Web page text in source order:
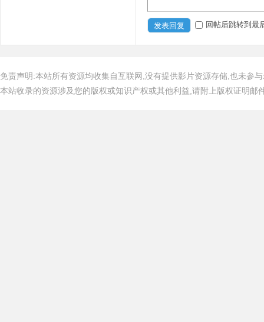
发表回复 回帖后跳转到最
免责声明:本站所有资源均收集自互联网,没有提供影片资源存储,也未参
本站收录的资源涉及您的版权或知识产权或其他利益,请附上版权证明